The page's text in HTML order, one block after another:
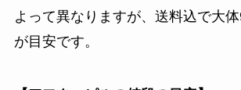
よって異なりますが、 送料込で大
が目安です。